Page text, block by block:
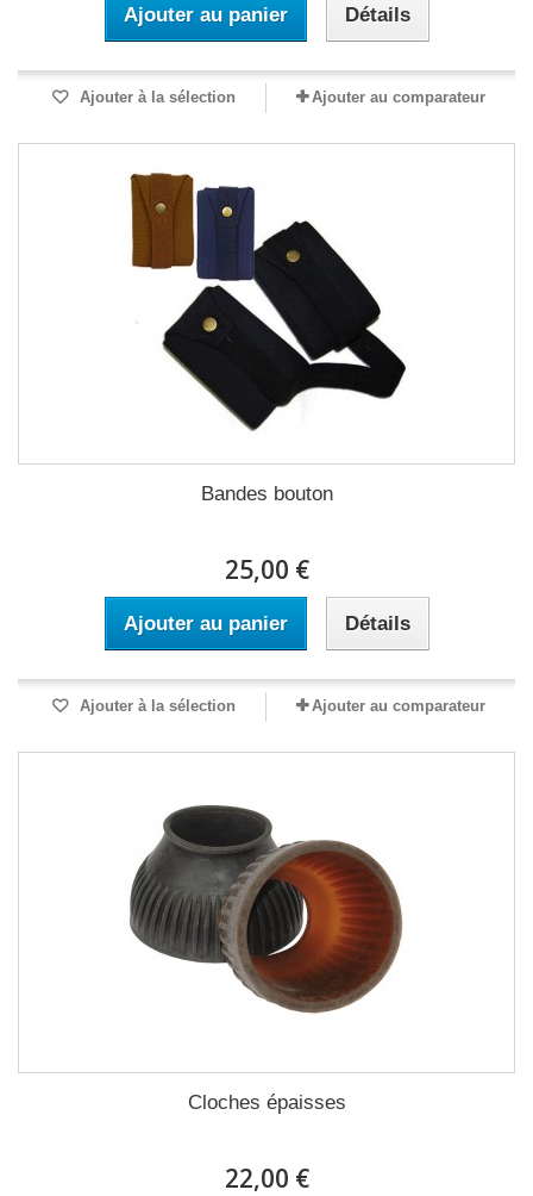
Ajouter au panier Détails
Ajouter à la sélection Ajouter au comparateur
Bandes bouton
25,00 €
Ajouter au panier Détails
Ajouter à la sélection Ajouter au comparateur
Cloches épaisses
22,00 €